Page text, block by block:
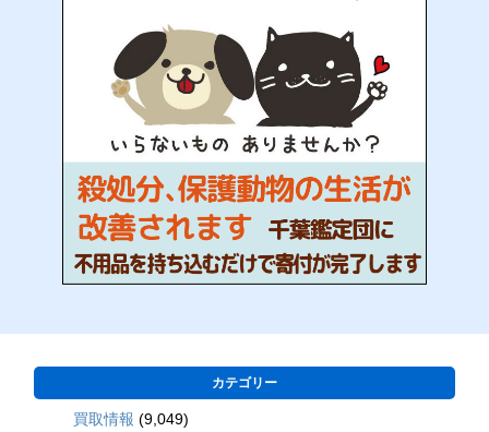
カテゴリー
買取情報 (9,049)